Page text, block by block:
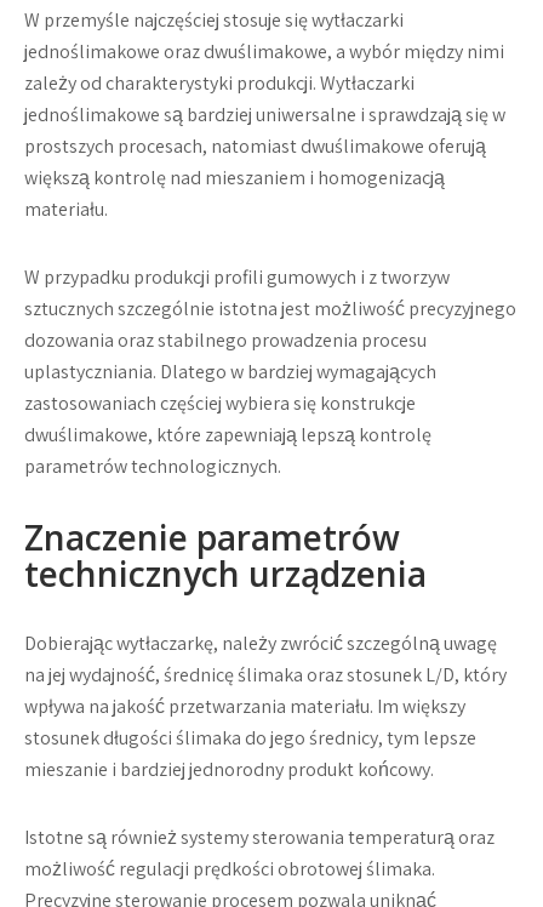
W przemyśle najczęściej stosuje się wytłaczarki
jednoślimakowe oraz dwuślimakowe, a wybór między nimi
zależy od charakterystyki produkcji. Wytłaczarki
jednoślimakowe są bardziej uniwersalne i sprawdzają się w
prostszych procesach, natomiast dwuślimakowe oferują
większą kontrolę nad mieszaniem i homogenizacją
materiału.
W przypadku produkcji profili gumowych i z tworzyw
sztucznych szczególnie istotna jest możliwość precyzyjnego
dozowania oraz stabilnego prowadzenia procesu
uplastyczniania. Dlatego w bardziej wymagających
zastosowaniach częściej wybiera się konstrukcje
dwuślimakowe, które zapewniają lepszą kontrolę
parametrów technologicznych.
Znaczenie parametrów
technicznych urządzenia
Dobierając wytłaczarkę, należy zwrócić szczególną uwagę
na jej wydajność, średnicę ślimaka oraz stosunek L/D, który
wpływa na jakość przetwarzania materiału. Im większy
stosunek długości ślimaka do jego średnicy, tym lepsze
mieszanie i bardziej jednorodny produkt końcowy.
Istotne są również systemy sterowania temperaturą oraz
możliwość regulacji prędkości obrotowej ślimaka.
Precyzyjne sterowanie procesem pozwala uniknąć